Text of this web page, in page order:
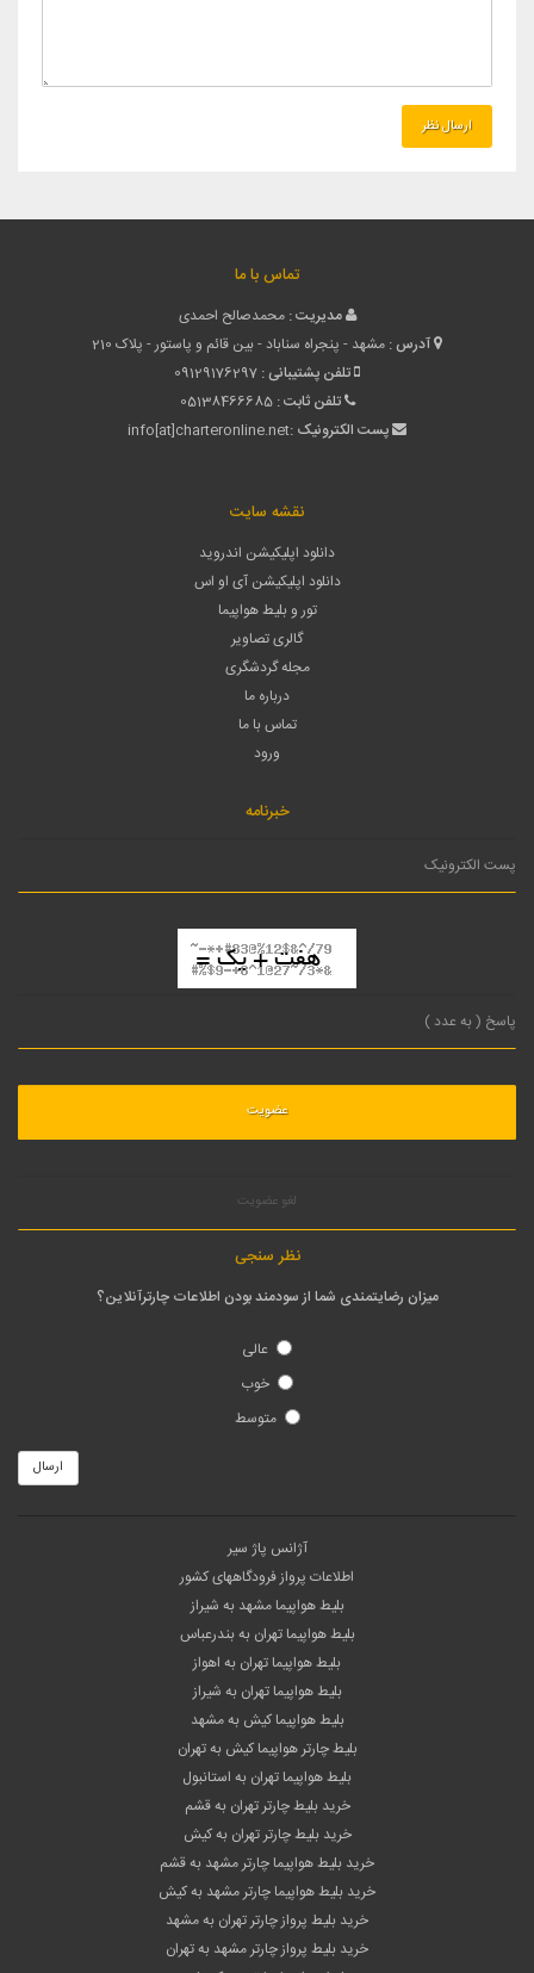
تماس با ما
مدیریت : محمدصالح احمدی
آدرس : مشهد - پنجراه سناباد - بین قائم و پاستور - پلاک 210
تلفن پشتیبانی : 09129176297
تلفن ثابت : 05138466685
پست الکترونیک :info[at]charteronline.net
نقشه سایت
دانلود اپلیکیشن اندروید
دانلود اپلیکیشن آی او اس
تور و بلیط هواپیما
گالری تصاویر
مجله گردشگری
درباره ما
تماس با ما
ورود
خبرنامه
لغو عضویت
نظر سنجی
میزان رضایتمندی شما از سودمند بودن اطلاعات چارترآنلاین؟
عالی
خوب
متوسط
ارسال
آژانس پاژ سیر
اطلاعات پرواز فرودگاههای کشور
بلیط هواپیما مشهد به شیراز
بلیط هواپیما تهران به بندرعباس
بلیط هواپیما تهران به اهواز
بلیط هواپیما تهران به شیراز
بلیط هواپیما کیش به مشهد
بلیط چارتر هواپیما کیش به تهران
بلیط هواپیما تهران به استانبول
خرید بلیط چارتر تهران به قشم
خرید بلیط چارتر تهران به کیش
خرید بلیط هواپیما چارتر مشهد به قشم
خرید بلیط هواپیما چارتر مشهد به کیش
خرید بلیط پرواز چارتر تهران به مشهد
خرید بلیط پرواز چارتر مشهد به تهران